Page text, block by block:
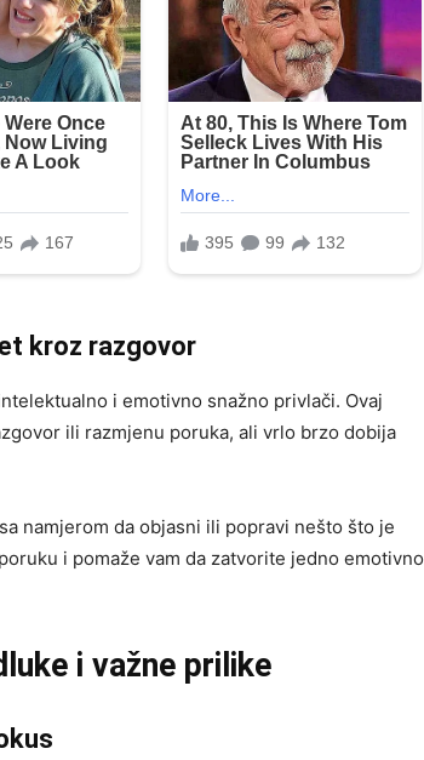
kroz razgovor
i emotivno snažno privlači. Ovaj
ili razmjenu poruka, ali vrlo brzo dobija
namjerom da objasni ili popravi nešto što je
i pomaže vam da zatvorite jedno emotivno
i važne prilike